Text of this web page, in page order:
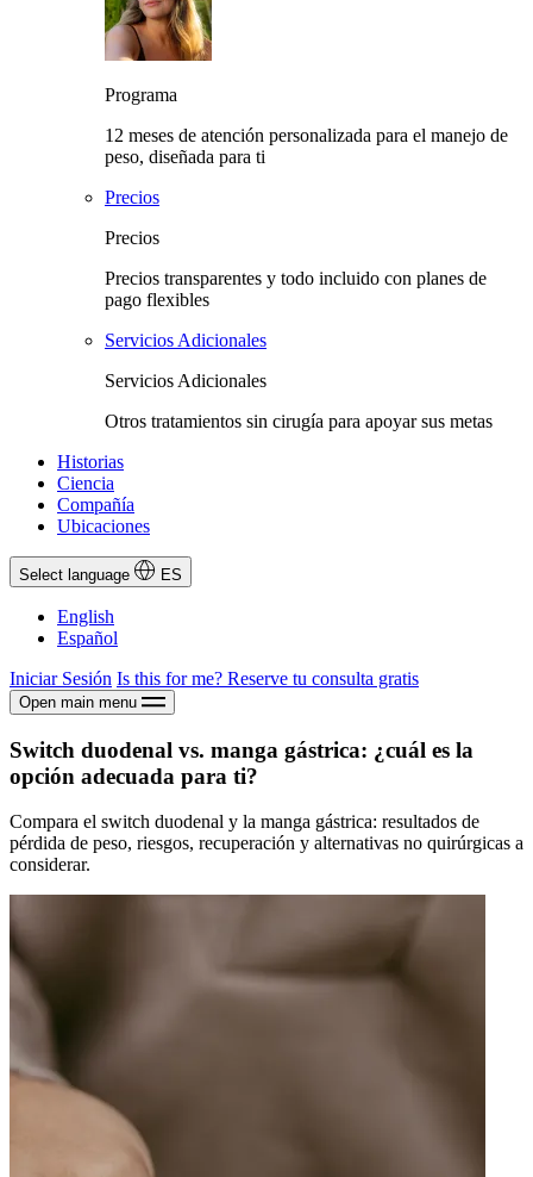
Programa
12 meses de atención personalizada para el manejo de
peso, diseñada para ti
Precios
Precios
Precios transparentes y todo incluido con planes de
pago flexibles
Servicios Adicionales
Servicios Adicionales
Otros tratamientos sin cirugía para apoyar sus metas
Historias
Ciencia
Compañía
Ubicaciones
Select language ES
English
Español
Iniciar Sesión Is this for me? Reserve tu consulta gratis
Open main menu
Switch duodenal vs. manga gástrica: ¿cuál es la
opción adecuada para ti?
Compara el switch duodenal y la manga gástrica: resultados de
pérdida de peso, riesgos, recuperación y alternativas no quirúrgicas a
considerar.